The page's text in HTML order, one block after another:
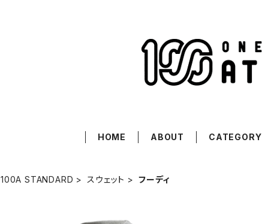
HOME ABOUT CATEGORY
100A STANDARD スウェット フーディ